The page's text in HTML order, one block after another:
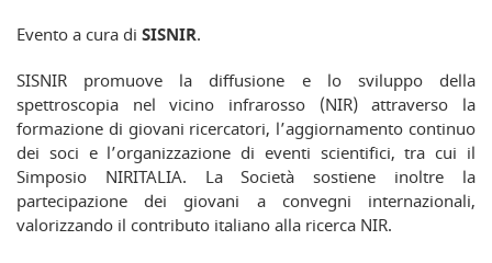
Evento a cura di SISNIR.
SISNIR promuove la diffusione e lo sviluppo della
spettroscopia nel vicino infrarosso (NIR) attraverso la
formazione di giovani ricercatori, l’aggiornamento continuo
dei soci e l’organizzazione di eventi scientifici, tra cui il
Simposio NIRITALIA. La Società sostiene inoltre la
partecipazione dei giovani a convegni internazionali,
valorizzando il contributo italiano alla ricerca NIR.